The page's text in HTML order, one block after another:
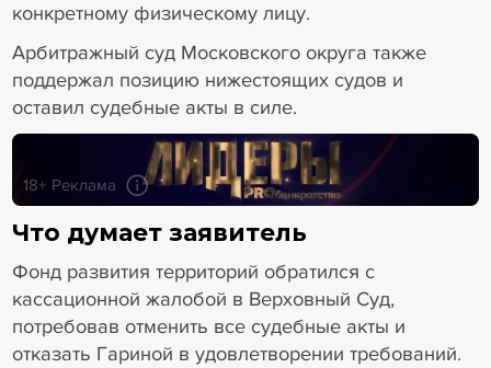
конкретному физическому лицу.
Арбитражный суд Московского округа также
поддержал позицию нижестоящих судов и
оставил судебные акты в силе.
18+ Реклама
Что думает заявитель
Фонд развития территорий обратился с
кассационной жалобой в Верховный Суд,
потребовав отменить все судебные акты и
отказать Гариной в удовлетворении требований.